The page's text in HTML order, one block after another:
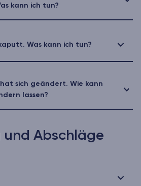
kann ich tun?
Was kann ich tun?
sich geändert. Wie kann
lassen?
und Abschläge